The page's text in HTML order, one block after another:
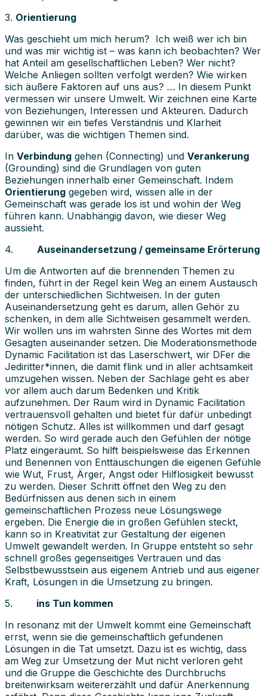
3. Orientierung
Was geschieht um mich herum? Ich weiß wer ich bin
und was mir wichtig ist – was kann ich beobachten? Wer
hat Anteil am gesellschaftlichen Leben? Wer nicht?
Welche Anliegen sollten verfolgt werden? Wie wirken
sich äußere Faktoren auf uns aus? … In diesem Punkt
vermessen wir unsere Umwelt. Wir zeichnen eine Karte
von Beziehungen, Interessen und Akteuren. Dadurch
gewinnen wir ein tiefes Verständnis und Klarheit
darüber, was die wichtigen Themen sind.
In Verbindung gehen (Connecting) und Verankerung
(Grounding) sind die Grundlagen von guten
Beziehungen innerhalb einer Gemeinschaft. Indem
Orientierung gegeben wird, wissen alle in der
Gemeinschaft was gerade los ist und wohin der Weg
führen kann. Unabhängig davon, wie dieser Weg
aussieht.
4. Auseinandersetzung / gemeinsame Erörterung
Um die Antworten auf die brennenden Themen zu
finden, führt in der Regel kein Weg an einem Austausch
der unterschiedlichen Sichtweisen. In der guten
Auseinandersetzung geht es darum, allen Gehör zu
schenken, in dem alle Sichtweisen gesammelt werden.
Wir wollen uns im wahrsten Sinne des Wortes mit dem
Gesagten auseinander setzen. Die Moderationsmethode
Dynamic Facilitation ist das Laserschwert, wir DFer die
Jediritter*innen, die damit flink und in aller achtsamkeit
umzugehen wissen. Neben der Sachlage geht es aber
vor allem auch darum Bedenken und Kritik
aufzunehmen. Der Raum wird in Dynamic Facilitation
vertrauensvoll gehalten und bietet für dafür unbedingt
nötigen Schutz. Alles ist willkommen und darf gesagt
werden. So wird gerade auch den Gefühlen der nötige
Platz eingeräumt. So hilft beispielsweise das Erkennen
und Benennen von Enttäuschungen die eigenen Gefühle
wie Wut, Frust, Ärger, Angst oder Hilflosigkeit bewusst
zu werden. Dieser Schritt öffnet den Weg zu den
Bedürfnissen aus denen sich in einem
gemeinschaftlichen Prozess neue Lösungswege
ergeben. Die Energie die in großen Gefühlen steckt,
kann so in Kreativität zur Gestaltung der eigenen
Umwelt gewandelt werden. In Gruppe entsteht so sehr
schnell großes gegenseitiges Vertrauen und das
Selbstbewusstsein aus eigenem Antrieb und aus eigener
Kraft, Lösungen in die Umsetzung zu bringen.
5. ins Tun kommen
In resonanz mit der Umwelt kommt eine Gemeinschaft
errst, wenn sie die gemeinschaftlich gefundenen
Lösungen in die Tat umsetzt. Dazu ist es wichtig, dass
am Weg zur Umsetzung der Mut nicht verloren geht
und die Gruppe die Geschichte des Durchbruchs
breitenwirksam weitererzählt und dafür Anerkennung